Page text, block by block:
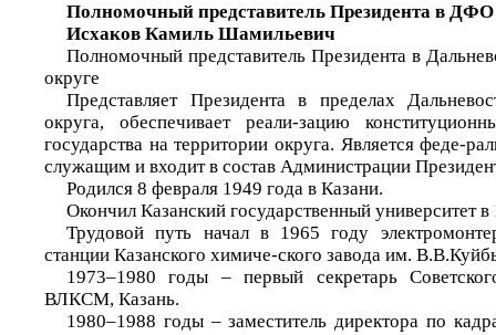
Полномочный представитель Президента в ДФО
Исхаков Камиль Шамильевич
Полномочный представитель Президента в
округе
Представляет Президента в пределах
округа, обеспечивает реали-зацию
государства на территории округа. Является феде-
служащим и входит в состав Администрации
Родился 8 февраля 1949 года в Казани.
Окончил Казанский государственный университет в
Трудовой путь начал в 1965 году
станции Казанского химиче-ского завода им.
1973–1980 годы – первый секретарь
ВЛКСМ, Казань.
1980–1988 годы – заместитель директора по